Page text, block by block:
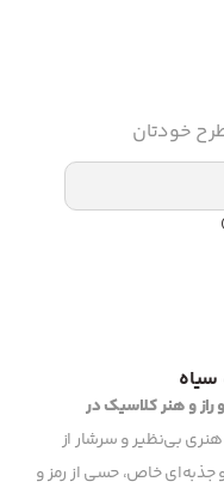
خودتان
سیاه
و راز و هنر کلاسیک در
هنری بی‌نظیر و سرشار از
و جذبه‌ای خاص، حسی از رمز و